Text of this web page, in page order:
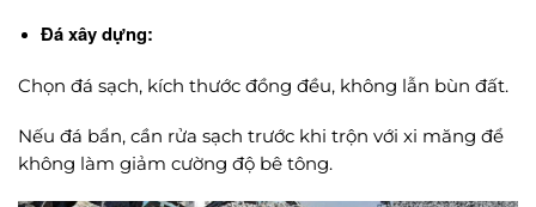
Đá xây dựng:
Chọn đá sạch, kích thước đồng đều, không lẫn bùn đất.
Nếu đá bẩn, cần rửa sạch trước khi trộn với xi măng để
không làm giảm cường độ bê tông.